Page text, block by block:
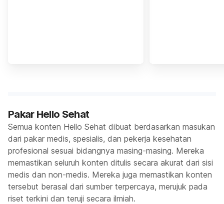
Pakar Hello Sehat
Semua konten Hello Sehat dibuat berdasarkan masukan
dari pakar medis, spesialis, dan pekerja kesehatan
profesional sesuai bidangnya masing-masing. Mereka
memastikan seluruh konten ditulis secara akurat dari sisi
medis dan non-medis. Mereka juga memastikan konten
tersebut berasal dari sumber terpercaya, merujuk pada
riset terkini dan teruji secara ilmiah.